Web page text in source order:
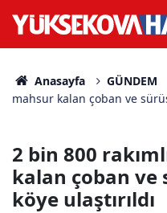
Anasayfa GÜNDEM
mahsur kalan çoban ve
2 bin 800
kalan çoban ve
köye ulaştırıldı